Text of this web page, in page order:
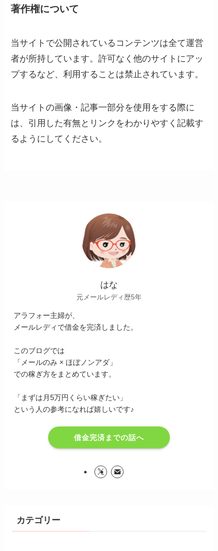
著作権について
当サイトで公開されているコンテンツは全て運営
者が所持しています。許可なく他のサイトにアッ
プするなど、利用することは禁止されています。
当サイトの画像・記事一部分を使用をする際に
は、引用した有無とリンクをわかりやすく記載す
るようにしてください。
はな
元メールレディ歴5年
アラフォー主婦が、
メールレディで借金を完済しました。
このブログでは
「メールのみ × ほぼノンアダ」
での稼ぎ方をまとめています。
「まずは月5万円くらい稼ぎたい」
という人の参考になれば嬉しいです♪
借金完済までの話へ
カテゴリー